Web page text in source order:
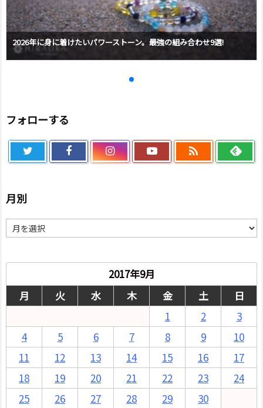
2026年に身に着けたいパワーストーン。最強の組み合わせ9選!
フォローする

月別
別
2017年9月
月
火 水 木 金 土
日
1
2
3
4
5 6 7 8 9
10
11
12 13 14 15 16
17
18
19 20 21 22 23
24
25
26 27 28 29 30